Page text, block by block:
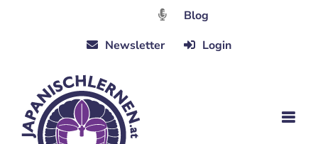
Blog
Newsletter
Login